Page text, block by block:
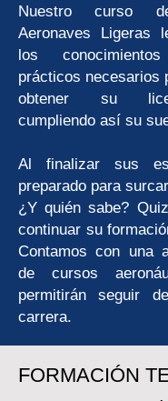
Nuestro curso
Aeronaves Ligeras
los
prácticos necesarios
obtener su
cumpliendo así su
Al finalizar sus
preparado para
¿Y quién sabe?
continuar su
Contamos con una
de cursos
permitirán seguir
carrera.
FORMACIÓN